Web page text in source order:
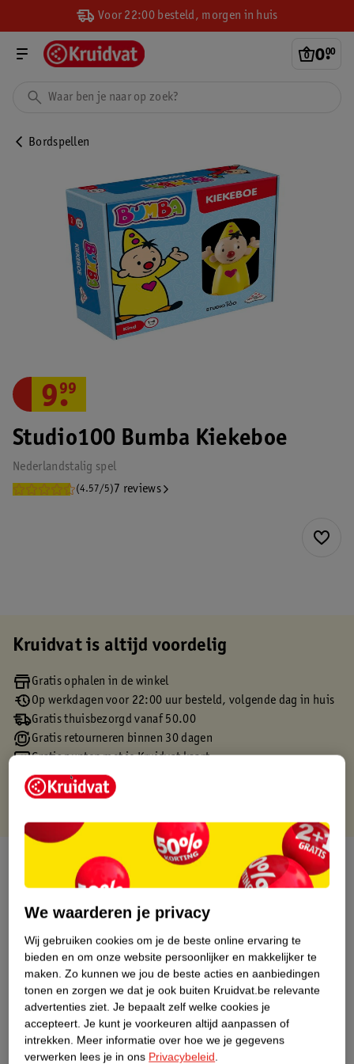
Voor 22:00 besteld, morgen in huis
0.
00
Bordspellen
Studio100 Bumba Kiekeboe
Nederlandstalig spel
(4.57/5) 7 reviews
9.
99
Kruidvat is altijd voordelig
Gratis ophalen in de winkel
Op werkdagen voor 22:00 uur besteld, volgende dag in huis
Gratis thuisbezorgd vanaf 50.00
Gratis retourneren binnen 30 dagen
Gratis punten met je Kruidvat kaart
Over dit product
Etiketinformatie
Nature Impact Score
Dit product heeft (nog) geen Nature
We waarderen je privacy
Wij gebruiken cookies om je de beste online ervaring te
bieden en om onze website persoonlijker en makkelijker te
maken. Zo kunnen we jou de beste acties en aanbiedingen
tonen en zorgen we dat je ook buiten Kruidvat.be relevante
advertenties ziet. Je bepaalt zelf welke cookies je
accepteert. Je kunt je voorkeuren altijd aanpassen of
intrekken. Meer informatie over hoe we je gegevens
verwerken lees je in ons Privacybeleid.